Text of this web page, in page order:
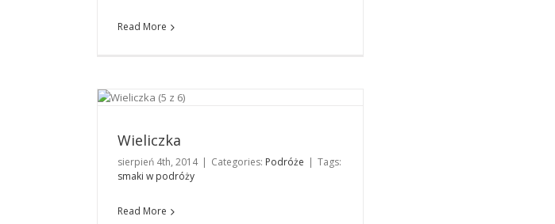
Read More
Wieliczka
sierpień 4th, 2014 | Categories: Podróże | Tags:
smaki w podróży
Read More